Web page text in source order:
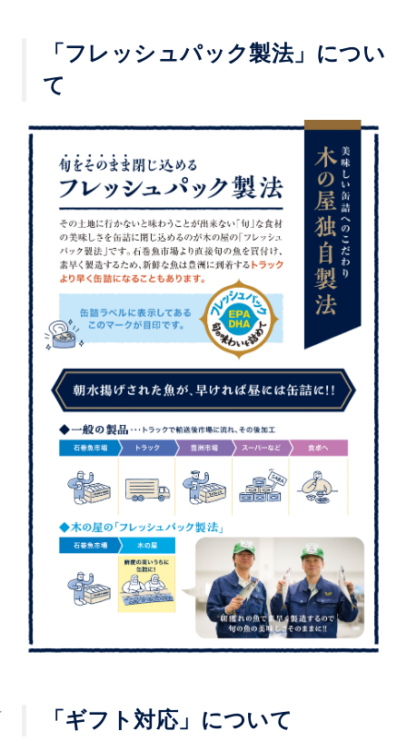
「フレッシュパック製法」につい
て
「ギフト対応」について